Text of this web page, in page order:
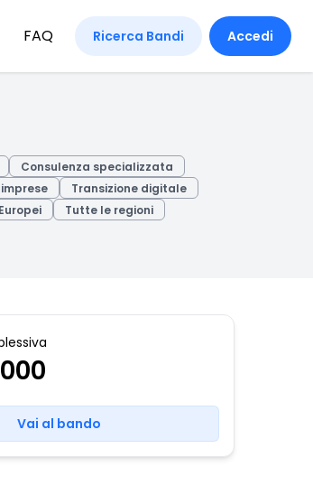
FAQ Ricerca Bandi Accedi
Consulenza specializzata
Transizione digitale
Tutte le regioni
Vai al bando